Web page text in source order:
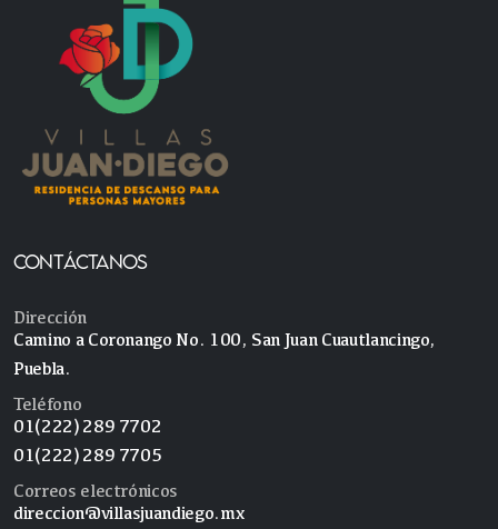
CONTÁCTANOS
Dirección
Camino a Coronango No. 100, San Juan Cuautlancingo,
Puebla.
Teléfono
01(222) 289 7702
01(222) 289 7705
Correos electrónicos
direccion@villasjuandiego.mx